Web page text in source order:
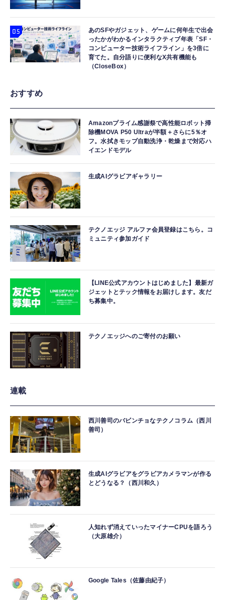
あのSFやガジェット、ゲームに何年生で出会
ったかがわかるインタラクティブ年表「SF・
コンピューター技術ライフライン」を3倍に
育てた。自分語りに便利なX共有機能も
（CloseBox）
おすすめ
Amazonプライム感謝祭で高性能ロボット掃
除機MOVA P50 Ultraが半額＋さらに5％オ
フ。水拭きモップ自動洗浄・乾燥まで対応ハ
イエンドモデル
生成AIグラビアギャラリー
テクノエッジ アルファ会員登録はこちら。コ
ミュニティ参加ガイド
【LINE公式アカウントはじめました】最新ガ
ジェットとテック情報をお届けします。友だ
ち募集中。
テクノエッジへのご寄付のお願い
連載
西川善司のバビンチョなテクノコラム（西川
善司）
生成AIグラビアをグラビアカメラマンが作る
とどうなる？（西川和久）
人知れず消えていったマイナーCPUを語ろう
（大原雄介）
Google Tales（佐藤由紀子）